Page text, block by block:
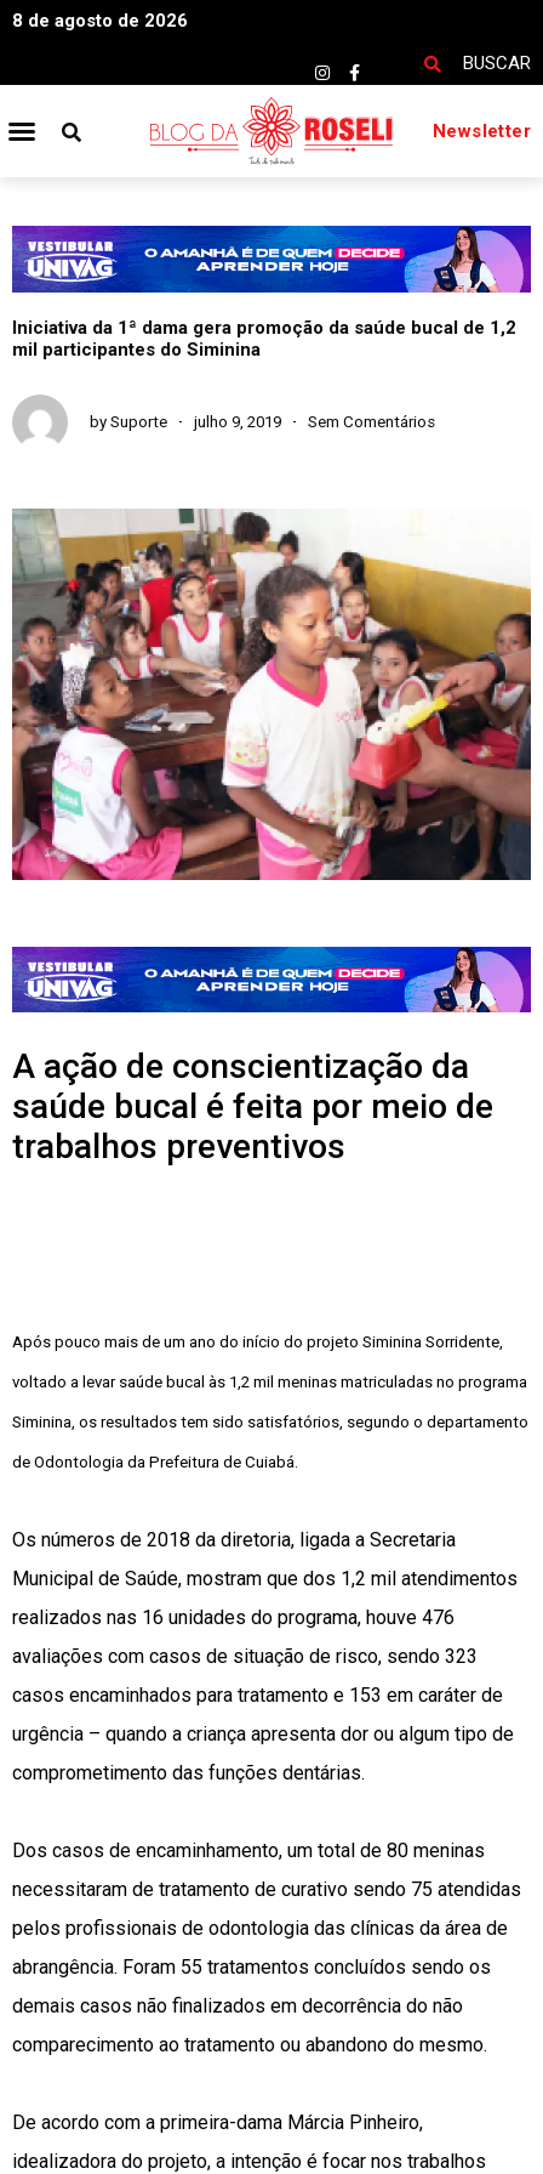
8 de agosto de 2026
BUSCAR
Newsletter
Iniciativa da 1ª dama gera promoção da saúde bucal de 1,2
mil participantes do Siminina
by Suporte julho 9, 2019 Sem Comentários
A ação de conscientização da
saúde bucal é feita por meio de
trabalhos preventivos
Após pouco mais de um ano do início do projeto Siminina Sorridente,
voltado a levar saúde bucal às 1,2 mil meninas matriculadas no programa
Siminina, os resultados tem sido satisfatórios, segundo o departamento
de Odontologia da Prefeitura de Cuiabá.
Os números de 2018 da diretoria, ligada a Secretaria
Municipal de Saúde, mostram que dos 1,2 mil atendimentos
realizados nas 16 unidades do programa, houve 476
avaliações com casos de situação de risco, sendo 323
casos encaminhados para tratamento e 153 em caráter de
urgência – quando a criança apresenta dor ou algum tipo de
comprometimento das funções dentárias.
Dos casos de encaminhamento, um total de 80 meninas
necessitaram de tratamento de curativo sendo 75 atendidas
pelos profissionais de odontologia das clínicas da área de
abrangência. Foram 55 tratamentos concluídos sendo os
demais casos não finalizados em decorrência do não
comparecimento ao tratamento ou abandono do mesmo.
De acordo com a primeira-dama Márcia Pinheiro,
idealizadora do projeto, a intenção é focar nos trabalhos